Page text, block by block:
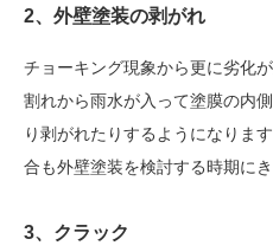
2、外壁塗装の剥がれ
チョーキング現象から更に劣化
割れから雨水が入って塗膜の内
り剥がれたりするようになりま
合も外壁塗装を検討する時期に
3、クラック